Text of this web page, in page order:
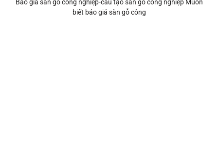
Báo giá sàn gỗ công nghiệp-cấu tạo sàn gỗ công nghiệp Muốn
biết báo giá sàn gỗ công